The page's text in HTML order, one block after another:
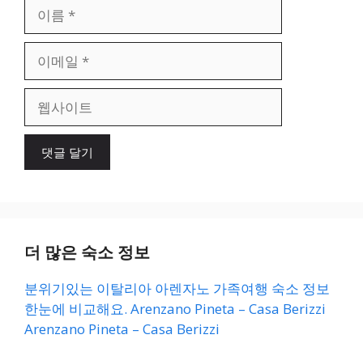
일
이
더 많은 숙소 정보
분위기있는 이탈리아 아렌자노 가족여행 숙소 정보
한눈에 비교해요. Arenzano Pineta – Casa Berizzi
Arenzano Pineta – Casa Berizzi